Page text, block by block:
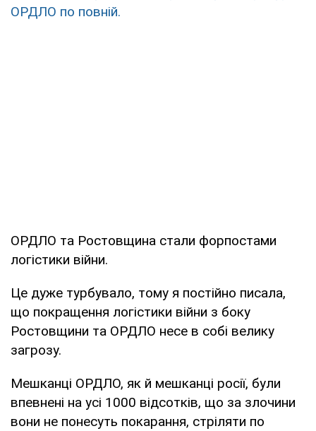
ОРДЛО по повній.
ОРДЛО та Ростовщина стали форпостами
логістики війни.
Це дуже турбувало, тому я постійно писала,
що покращення логістики війни з боку
Ростовщини та ОРДЛО несе в собі велику
загрозу.
Мешканці ОРДЛО, як й мешканці росії, були
впевнені на усі 1000 відсотків, що за злочини
вони не понесуть покарання, стріляти по